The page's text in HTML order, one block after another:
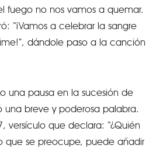
fuego no nos vamos a quemar.
“¡Vamos a celebrar la sangre
dándole paso a la canción
una pausa en la sucesión de
breve y poderosa palabra.
versículo que declara: “¿Quién
que se preocupe, puede añadir